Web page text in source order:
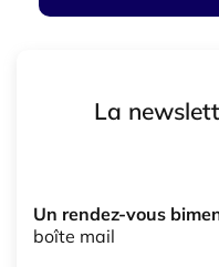
La
Un rendez-vous
boîte mail